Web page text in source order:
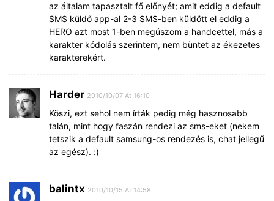
az általam tapasztalt fő előnyét; amit eddig a default
SMS küldő app-al 2-3 SMS-ben küldött el eddig a
HERO azt most 1-ben megúszom a handcettel, más a
karakter kódolás szerintem, nem büntet az ékezetes
karakterekért.
Harder 2010/10/07 At 16:10
Köszi, ezt sehol nem írták pedig még hasznosabb
talán, mint hogy faszán rendezi az sms-eket (nekem
tetszik a default samsung-os rendezés is, chat jellegű
az egész). :)
balintx 2010/10/15 At 14:58